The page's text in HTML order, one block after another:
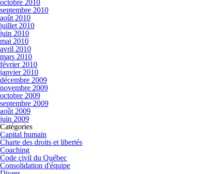
octobre 2010
septembre 2010
août 2010
juillet 2010
juin 2010
mai 2010
avril 2010
mars 2010
février 2010
janvier 2010
décembre 2009
novembre 2009
octobre 2009
septembre 2009
août 2009
juin 2009
Catégories
Capital humain
Charte des droits et libertés
Coaching
Code civil du Québec
Consolidation d'équipe